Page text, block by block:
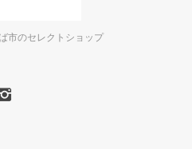
市のセレクトショップ